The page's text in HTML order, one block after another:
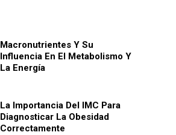
Macronutrientes Y Su
Influencia En El Metabolismo Y
La Energía
La Importancia Del IMC Para
Diagnosticar La Obesidad
Correctamente